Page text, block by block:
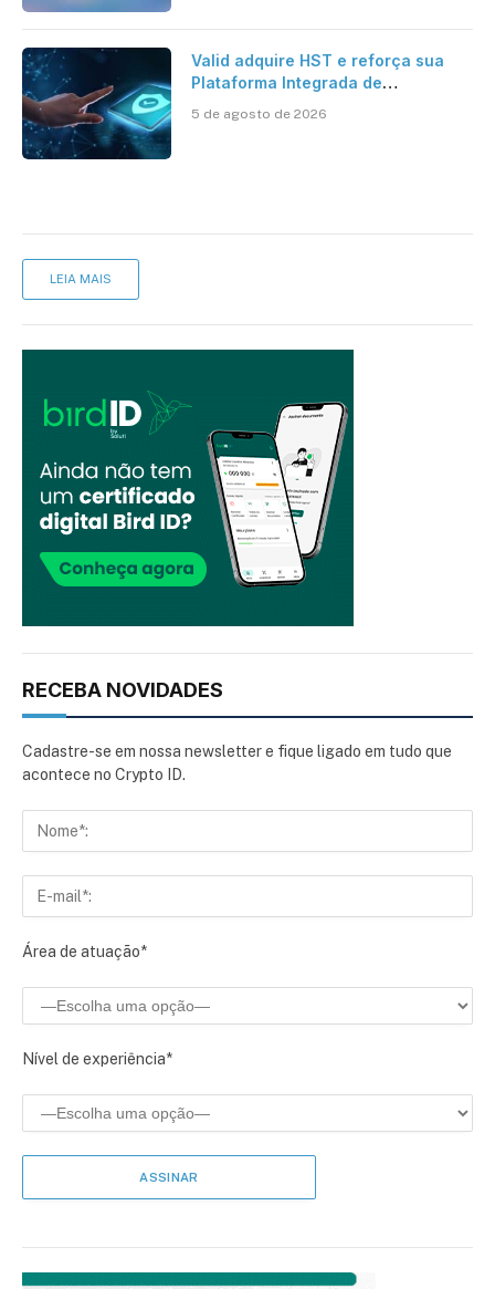
Valid adquire HST e reforça sua
Plataforma Integrada de
5 de agosto de 2026
LEIA MAIS
RECEBA NOVIDADES
Cadastre-se em nossa newsletter e fique ligado em tudo que
acontece no Crypto ID.
Área de atuação*
Nível de experiência*